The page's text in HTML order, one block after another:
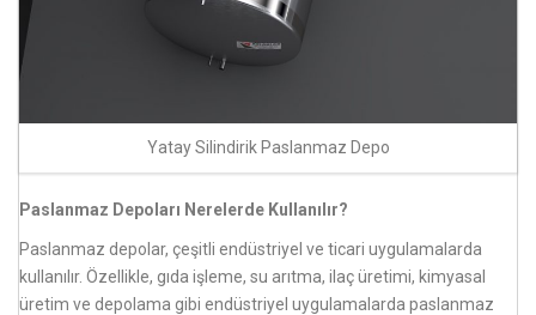
Yatay Silindirik Paslanmaz Depo
Paslanmaz Depoları Nerelerde Kullanılır?
Paslanmaz depolar, çeşitli endüstriyel ve ticari uygulamalarda
kullanılır. Özellikle, gıda işleme, su arıtma, ilaç üretimi, kimyasal
üretim ve depolama gibi endüstriyel uygulamalarda paslanmaz